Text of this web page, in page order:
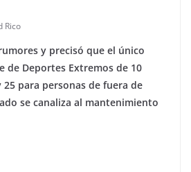
Rico
y precisó que el único
de Deportes Extremos de 10
25 para personas de fuera de
se canaliza al mantenimiento